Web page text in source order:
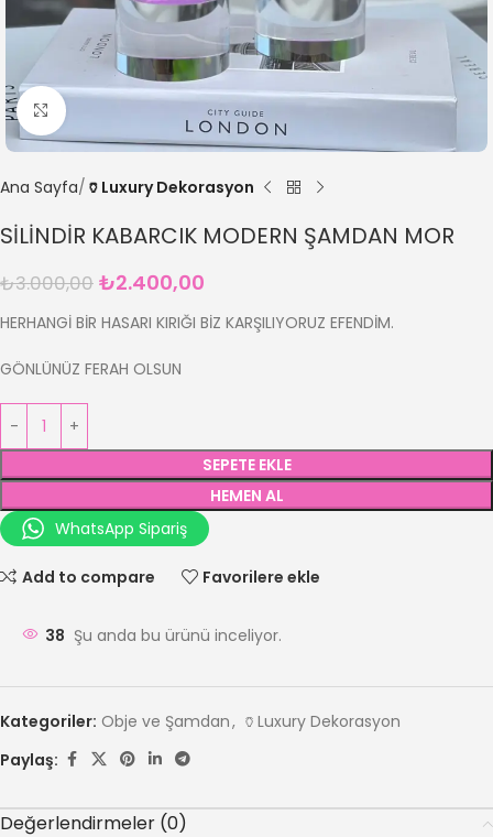
Büyütmek için tıklayın
Ana Sayfa 🏺Luxury Dekorasyon
SİLİNDİR KABARCIK MODERN ŞAMDAN MOR
₺3.000,00 ₺2.400,00
HERHANGİ BİR HASARI KIRIĞI BİZ KARŞILIYORUZ EFENDİM.
GÖNLÜNÜZ FERAH OLSUN
SEPETE EKLE
HEMEN AL
WhatsApp Sipariş
Add to compare Favorilere ekle
38 Şu anda bu ürünü inceliyor.
Kategoriler: Obje ve Şamdan, 🏺Luxury Dekorasyon
Paylaş:
Değerlendirmeler (0)